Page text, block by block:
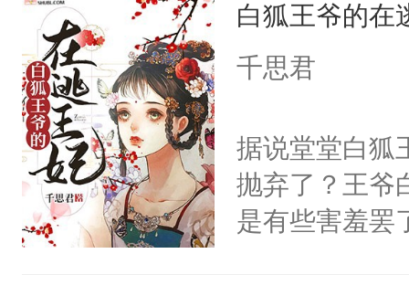
着：咦？原来
何还是这么
姓林，名漾，
苏栯霖，泰山
意。”林漾“这
说！”苏栯霖“
白狐王爷的在
千思君
据说堂堂白狐
抛弃了？王爷
是有些害羞罢